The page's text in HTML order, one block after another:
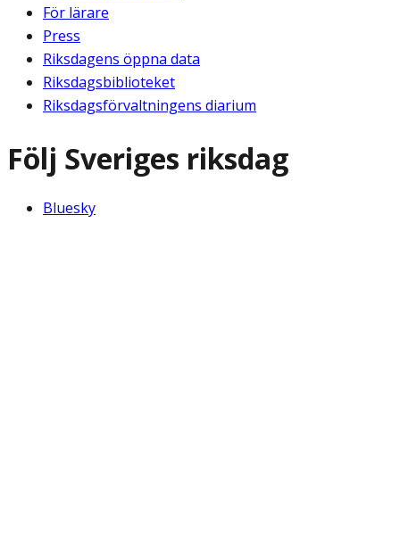
För lärare
Press
Riksdagens öppna data
Riksdagsbiblioteket
Riksdagsförvaltningens diarium
Följ Sveriges riksdag
Bluesky